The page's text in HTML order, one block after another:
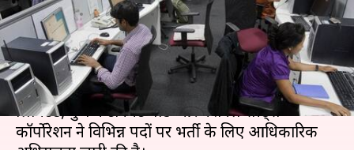
लेखन मोना दीक्षित Aug 07, 2020 08:00 am
क्या है खबर?
नॉर्दर्न कोलफील्ड्स लिमिटेड, इंडियन टेलीफोन इंडस्ट्रीज
लिमिटेड, पुणे कैंटोनमेंट बोर्ड और नेशनल सीड्स
कॉर्पोरेशन ने विभिन्न पदों पर भर्ती के लिए आधिकारिक